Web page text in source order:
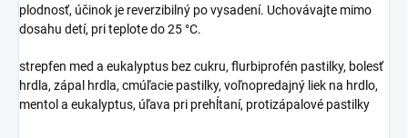
plodnosť, účinok je reverzibilný po vysadení. Uchovávajte mimo
dosahu detí, pri teplote do 25 °C.
strepfen med a eukalyptus bez cukru, flurbiprofén pastilky, bolesť
hrdla, zápal hrdla, cmúľacie pastilky, voľnopredajný liek na hrdlo,
mentol a eukalyptus, úľava pri prehĺtaní, protizápalové pastilky